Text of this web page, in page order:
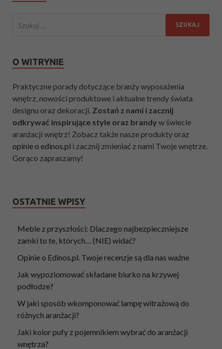
O WITRYNIE
Praktyczne porady dotyczące branży wyposażenia
wnętrz, nowości produktowe i aktualne trendy świata
designu oraz dekoracji. Zostań z nami i zacznij
odkrywać inspirujące style oraz brandy w świecie
aranżacji wnętrz! Zobacz także nasze produkty oraz
opinie o edinos.pl i zacznij zmieniać z nami Twoje wnętrze.
Gorąco zapraszamy!
OSTATNIE WPISY
Meble z przyszłości: Dlaczego najbezpieczniejsze
zamki to te, których… (NIE) widać?
Opinie o Edinos.pl. Twoje recenzje są dla nas ważne
Jak wypoziomować składane biurko na krzywej
podłodze?
W jaki sposób wkomponować lampę witrażową do
różnych aranżacji?
Jaki kolor pufy z pojemnikiem wybrać do aranżacji
wnętrza?